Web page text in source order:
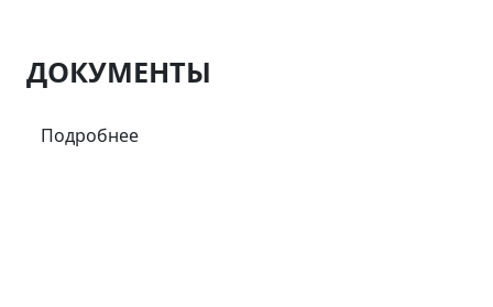
ДОКУМЕНТЫ
Подробнее